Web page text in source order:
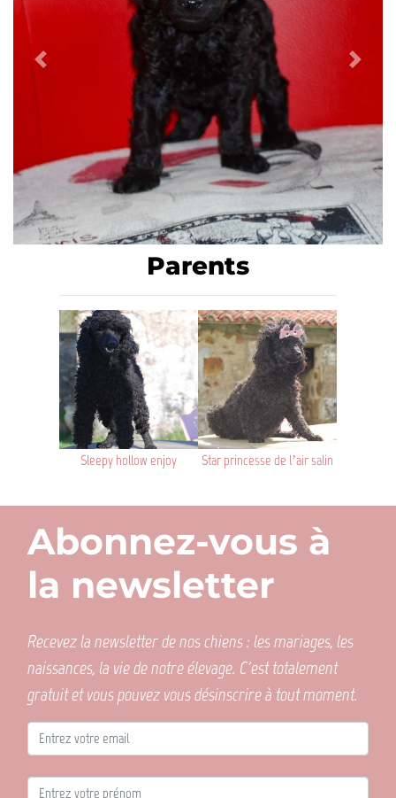
Previous Next
Parents
Sleepy hollow enjoy Star princesse de l’air salin
Abonnez-vous à
la newsletter
Recevez la newsletter de nos chiens : les mariages, les
naissances, la vie de notre élevage. C'est totalement
gratuit et vous pouvez vous désinscrire à tout moment.